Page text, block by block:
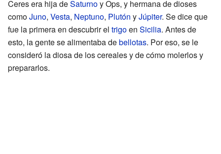
Ceres era hija deSaturnoy Ops, y hermana de dioses
comoJuno, Vesta, Neptuno, Plutón yJúpiter. Se dice que
fue la primera en descubrir el trigoen Sicilia. Antes de
esto, la gente se alimentaba debellotas. Por eso, se le
consideró la diosa de los cereales y de cómo molerlos y
prepararlos.